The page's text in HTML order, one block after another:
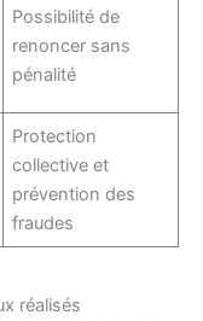
Possibilité de
renoncer sans
pénalité
Protection
collective et
prévention des
fraudes
réalisés